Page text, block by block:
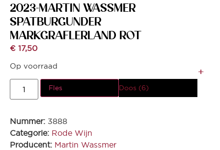
2023-MARTIN WASSMER
SPATBURGUNDER
MARKGRAFLERLAND ROT
€ 17,50
Op voorraad
Fles Doos (6)
Nummer: 3888
Categorie: Rode Wijn
Producent: Martin Wassmer